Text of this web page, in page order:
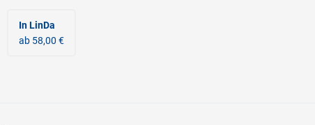
In LinDa
ab 58,00 €